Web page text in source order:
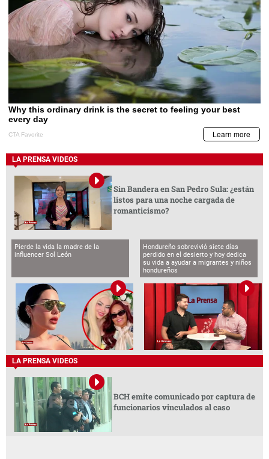
LA PRENSA VIDEOS
Sin Bandera en San Pedro Sula: ¿están
listos para una noche cargada de
romanticismo?
Pierde la vida la madre de la
influencer Sol León
Hondureño sobrevivió siete días
perdido en el desierto y hoy dedica
su vida a ayudar a migrantes y niños
hondureños
LA PRENSA VIDEOS
BCH emite comunicado por captura de
funcionarios vinculados al caso